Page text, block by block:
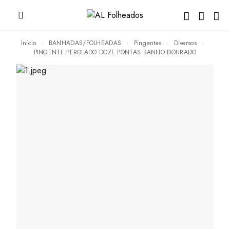
Início BANHADAS/FOLHEADAS Pingentes
Diversos
PINGENTE PEROLADO DOZE PONTAS BANHO DOURADO